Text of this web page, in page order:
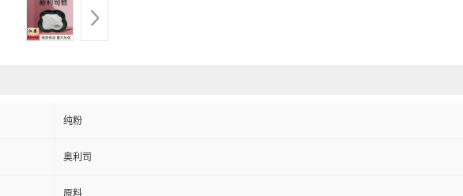
纯粉
奥利司
原料